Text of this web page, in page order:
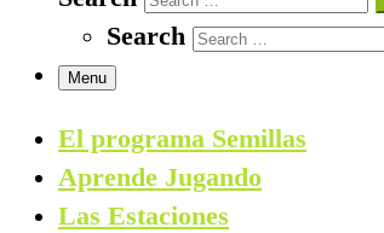
Search
Menu
El programa Semillas
Aprende Jugando
Las Estaciones